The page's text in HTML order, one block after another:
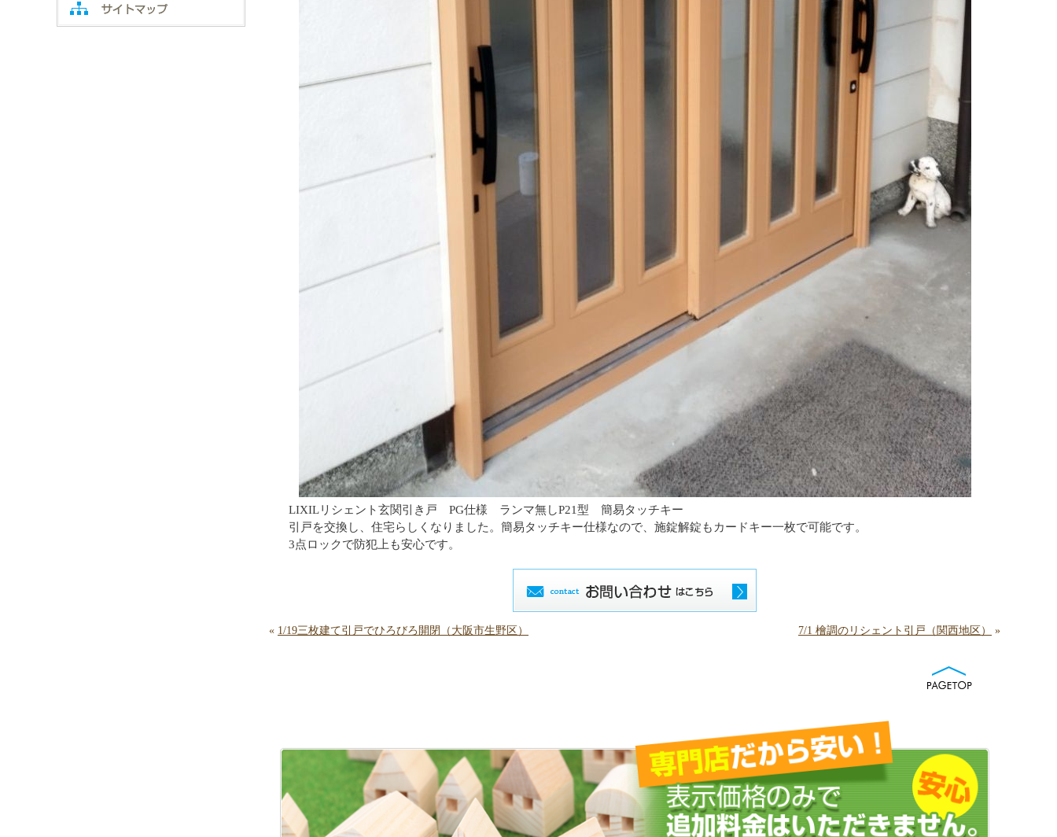
LIXILリシェント玄関引き戸 PG仕様 ランマ無しP21型 簡易タッチキー
引戸を交換し、住宅らしくなりました。簡易タッチキー仕様なので、施錠解錠もカードキー一枚で可能です。
3点ロックで防犯上も安心です。
« 1/19三枚建て引戸でひろびろ開閉（大阪市生野区） 7/1 檜調のリシェント引戸（関西地区） »